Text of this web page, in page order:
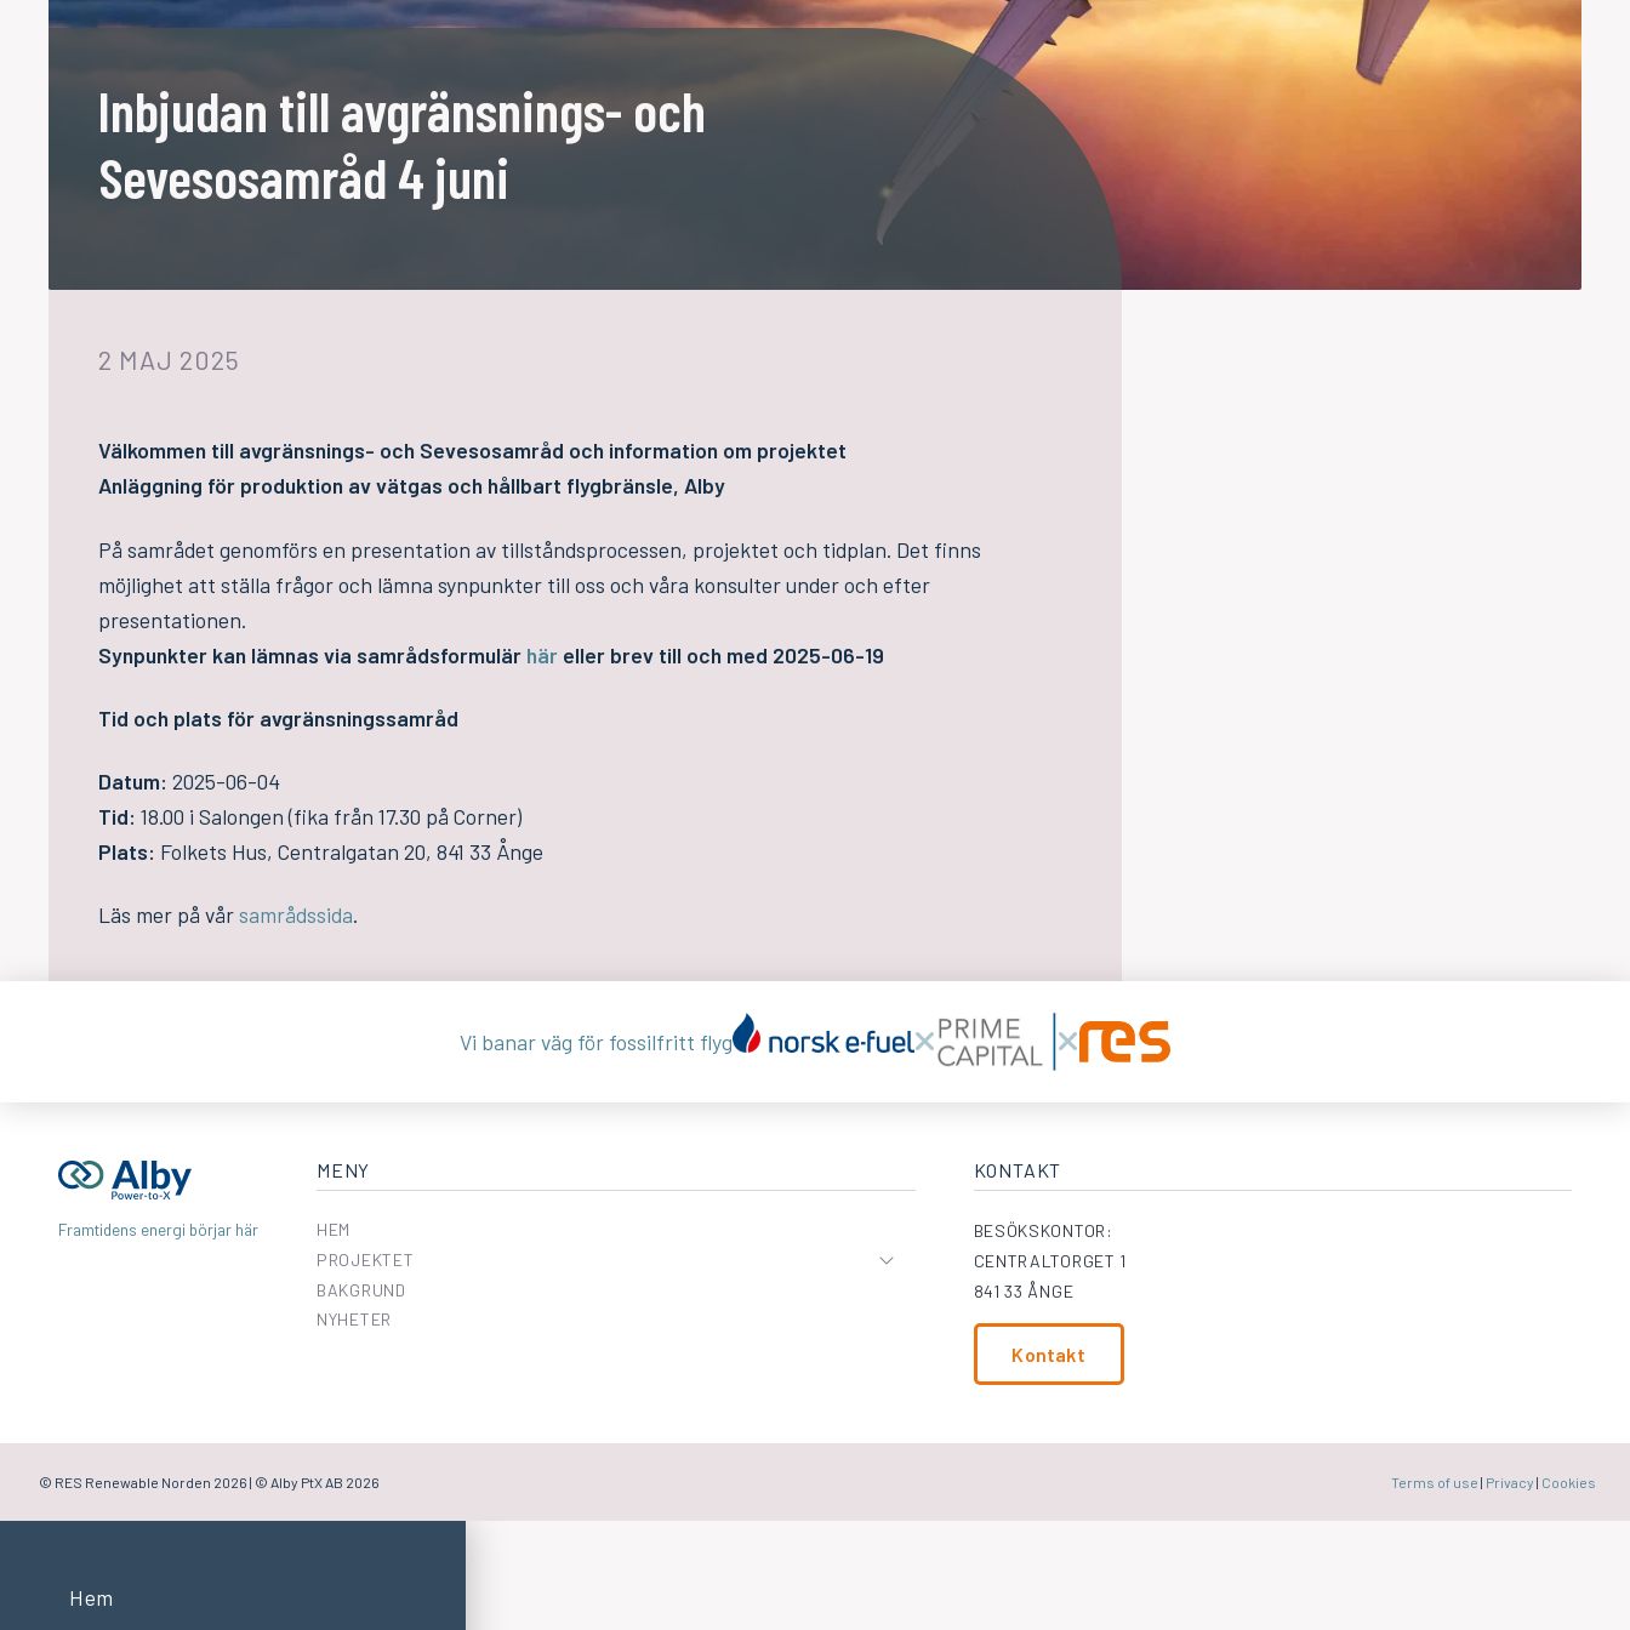
Inbjudan till avgränsnings- och
Sevesosamråd 4 juni
2 MAJ 2025
Välkommen till avgränsnings- och Sevesosamråd och information om projektet
Anläggning för produktion av vätgas och hållbart flygbränsle, Alby
På samrådet genomförs en presentation av tillståndsprocessen, projektet och tidplan. Det finns
möjlighet att ställa frågor och lämna synpunkter till oss och våra konsulter under och efter
presentationen.
Synpunkter kan lämnas via samrådsformulär häreller brev till och med 2025-06-19
Tid och plats för avgränsningssamråd
Datum: 2025-06-04
Tid: 18.00 i Salongen (fika från 17.30 på Corner)
Plats: Folkets Hus, Centralgatan 20, 841 33 Ånge
Läs mer på vårsamrådssida.
Vi banar väg för fossilfritt flyg
Framtidens energi börjar här
MENY
HEM
PROJEKTET
BAKGRUND
NYHETER
KONTAKT
BESÖKSKONTOR:
CENTRALTORGET 1
841 33 ÅNGE
Kontakt
© RES Renewable Norden 2026 | © Alby PtX AB 2026 Terms of use | Privacy | Cookies
Hem